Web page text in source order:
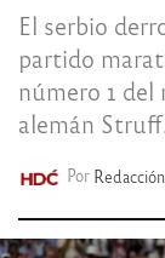
El serbio
partido
número 1 del
alemán Struff.
Por